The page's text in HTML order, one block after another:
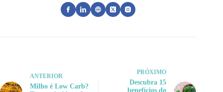
ANTERIOR
Milho é Low Carb?
PRÓXIMO
Descubra 15
benefícios do